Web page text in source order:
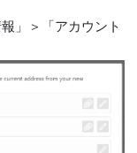
」＞「アカウント